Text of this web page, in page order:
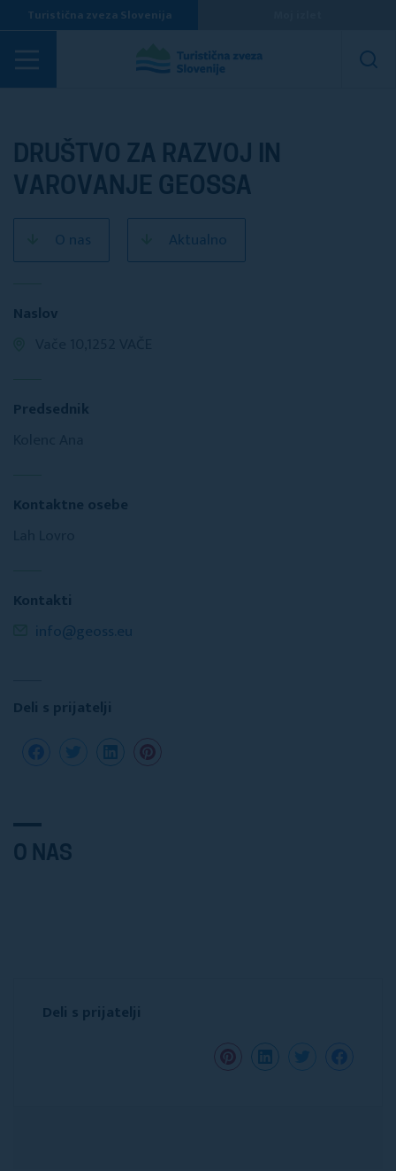
Turistična zveza Slovenija
Turistična društva
DRUŠTVO ZA RAZVOJ IN
VAROVANJE GEOSSA
O nas Aktualno
Naslov
Predsednik
Kontaktne osebe
Kontakti
info@geoss.eu
Deli s prijatelji
O NAS
Deli s prijatelji